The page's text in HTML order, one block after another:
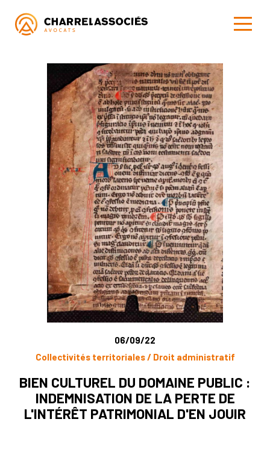
06/09/22
Collectivités territoriales / Droit administratif
BIEN CULTUREL DU DOMAINE PUBLIC :
INDEMNISATION DE LA PERTE DE
L'INTÉRÊT PATRIMONIAL D'EN JOUIR